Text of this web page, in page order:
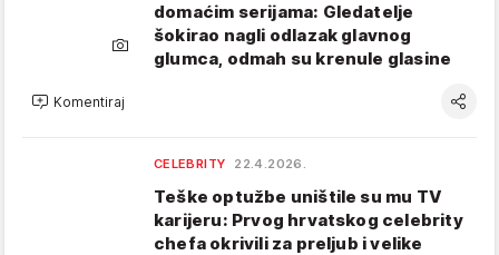
domaćim serijama: Gledatelje
šokirao nagli odlazak glavnog
glumca, odmah su krenule glasine
Komentiraj
CELEBRITY 22.4.2026.
Teške optužbe uništile su mu TV
karijeru: Prvog hrvatskog celebrity
chefa okrivili za preljub i velike